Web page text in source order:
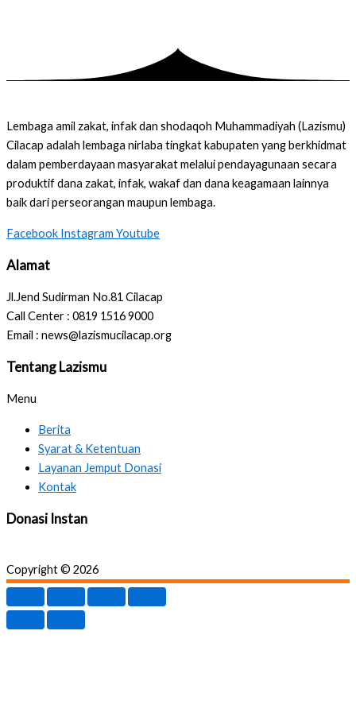
Lembaga amil zakat, infak dan shodaqoh Muhammadiyah (Lazismu)
Cilacap adalah lembaga nirlaba tingkat kabupaten yang berkhidmat
dalam pemberdayaan masyarakat melalui pendayagunaan secara
produktif dana zakat, infak, wakaf dan dana keagamaan lainnya
baik dari perseorangan maupun lembaga.
Facebook Instagram Youtube
Alamat
Jl.Jend Sudirman No.81 Cilacap
Call Center : 0819 1516 9000
Email : news@lazismucilacap.org
Tentang Lazismu
Menu
Berita
Syarat & Ketentuan
Layanan Jemput Donasi
Kontak
Donasi Instan
Copyright © 2026